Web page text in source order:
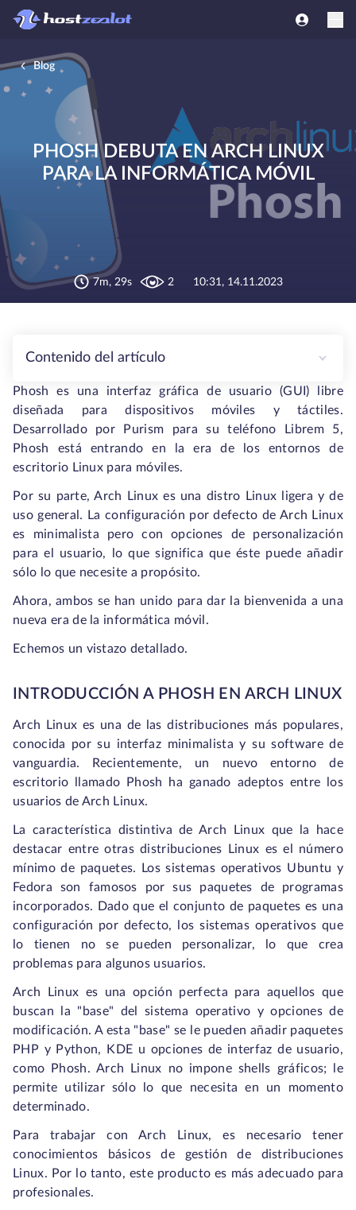
Blog
PHOSH DEBUTA EN ARCH LINUX
PARA LA INFORMÁTICA MÓVIL
7m, 29s 2 10:31, 14.11.2023
Contenido del artículo
Phosh es una interfaz gráfica de usuario (GUI) libre
diseñada para dispositivos móviles y táctiles.
Desarrollado por Purism para su teléfono Librem 5,
Phosh está entrando en la era de los entornos de
escritorio Linux para móviles.
Por su parte, Arch Linux es una distro Linux ligera y de
uso general. La configuración por defecto de Arch Linux
es minimalista pero con opciones de personalización
para el usuario, lo que significa que éste puede añadir
sólo lo que necesite a propósito.
Ahora, ambos se han unido para dar la bienvenida a una
nueva era de la informática móvil.
Echemos un vistazo detallado.
INTRODUCCIÓN A PHOSH EN ARCH LINUX
Arch Linux es una de las distribuciones más populares,
conocida por su interfaz minimalista y su software de
vanguardia. Recientemente, un nuevo entorno de
escritorio llamado Phosh ha ganado adeptos entre los
usuarios de Arch Linux.
La característica distintiva de Arch Linux que la hace
destacar entre otras distribuciones Linux es el número
mínimo de paquetes. Los sistemas operativos Ubuntu y
Fedora son famosos por sus paquetes de programas
incorporados. Dado que el conjunto de paquetes es una
configuración por defecto, los sistemas operativos que
lo tienen no se pueden personalizar, lo que crea
problemas para algunos usuarios.
Arch Linux es una opción perfecta para aquellos que
buscan la "base" del sistema operativo y opciones de
modificación. A esta "base" se le pueden añadir paquetes
PHP y Python, KDE u opciones de interfaz de usuario,
como Phosh. Arch Linux no impone shells gráficos; le
permite utilizar sólo lo que necesita en un momento
determinado.
Para trabajar con Arch Linux, es necesario tener
conocimientos básicos de gestión de distribuciones
Linux. Por lo tanto, este producto es más adecuado para
profesionales.